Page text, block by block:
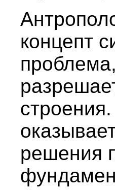
концепт
решения